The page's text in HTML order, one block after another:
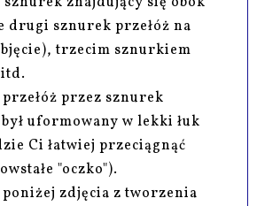
drugi sznurek przełóż na
trzecim sznurkiem
przez sznurek
uformowany w lekki łuk
Ci łatwiej przeciągnąć
"oczko").
zdjęcia z tworzenia